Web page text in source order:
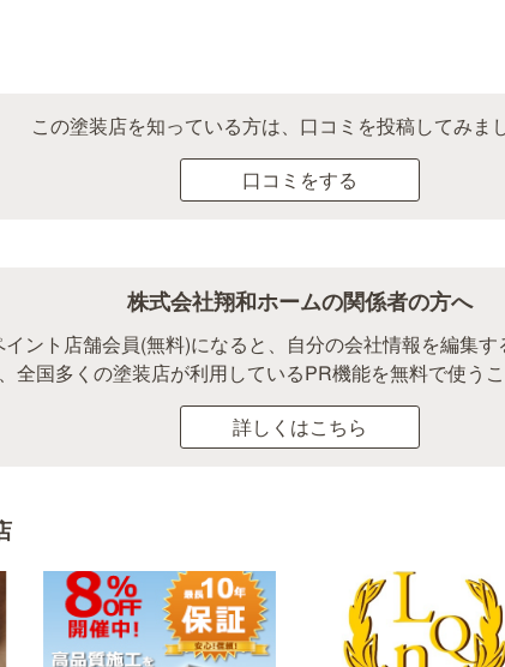
この塗装店を知っている方は、口コミを投稿してみま
口コミをする
株式会社翔和ホームの関係者の方へ
イント店舗会員(無料)になると、自分の会社情報を編集す
全国多くの塗装店が利用しているPR機能を無料で使うこ
詳しくはこちら